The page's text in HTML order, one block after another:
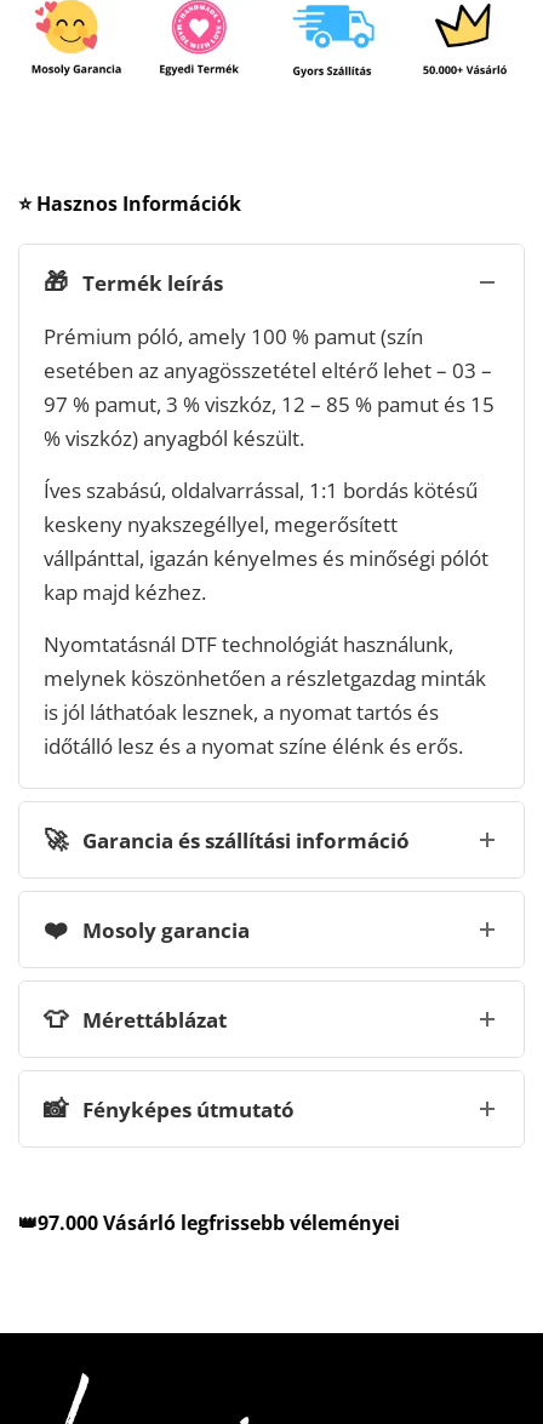
⭐ Hasznos Információk
🎁 Termék leírás
Prémium póló, amely 100 % pamut (szín
esetében az anyagösszetétel eltérő lehet – 03 –
97 % pamut, 3 % viszkóz, 12 – 85 % pamut és 15
% viszkóz) anyagból készült.
Íves szabású, oldalvarrással, 1:1 bordás kötésű
keskeny nyakszegéllyel, megerősített
vállpánttal, igazán kényelmes és minőségi pólót
kap majd kézhez.
Nyomtatásnál DTF technológiát használunk,
melynek köszönhetően a részletgazdag minták
is jól láthatóak lesznek, a nyomat tartós és
időtálló lesz és a nyomat színe élénk és erős.
🚀 Garancia és szállítási információ
❤️ Mosoly garancia
👕 Mérettáblázat
📸 Fényképes útmutató
👑97.000 Vásárló legfrissebb véleményei